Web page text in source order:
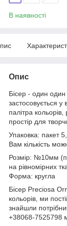
В наявності
Опис
Бісер - один один
застосовується
палітра
простір для
Упаковка: пакет
Вам кількість
Розмір: №10мм
на рівномірних
Форма: кругла
Бісер Preciosa
кольорів, ми
знайшли
+38068-7525798